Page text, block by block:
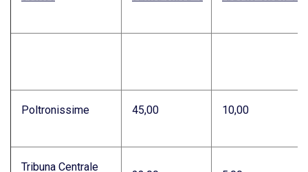
Poltronissime 45,00 10,00
Tribuna Centrale